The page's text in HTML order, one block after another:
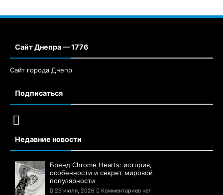
Сайт Днепра — 1776
Сайт города Днепр
Подписаться
Недавние новости
Бренд Chrome Hearts: история,
особенности и секрет мировой
популярности
29 июля, 2026 Комментариев нет